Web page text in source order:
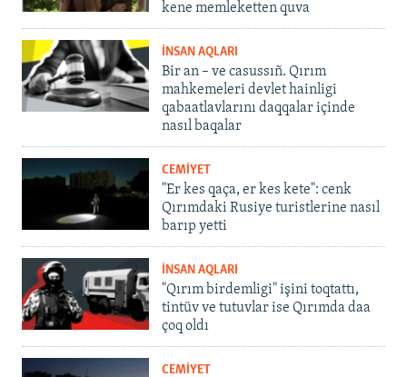
kene memleketten quva
İNSAN AQLARI
Bir an – ve casussıñ. Qırım
mahkemeleri devlet hainligi
qabaatlavlarını daqqalar içinde
nasıl baqalar
CEMİYET
"Er kes qaça, er kes kete": cenk
Qırımdaki Rusiye turistlerine nasıl
barıp yetti
İNSAN AQLARI
"Qırım birdemligi" işini toqtattı,
tintüv ve tutuvlar ise Qırımda daa
çoq oldı
CEMİYET